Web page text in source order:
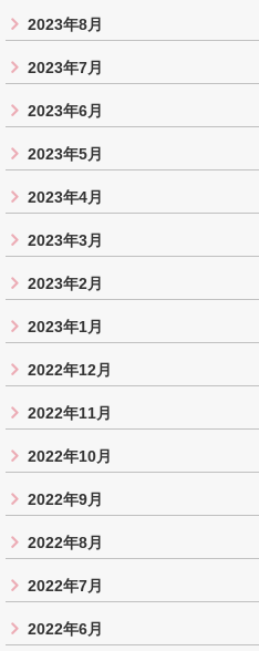
2023年8月
2023年7月
2023年6月
2023年5月
2023年4月
2023年3月
2023年2月
2023年1月
2022年12月
2022年11月
2022年10月
2022年9月
2022年8月
2022年7月
2022年6月